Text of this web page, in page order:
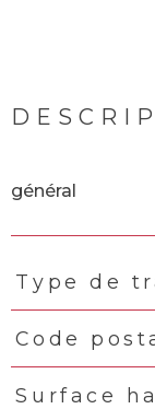
général
Type de
Code
Surface